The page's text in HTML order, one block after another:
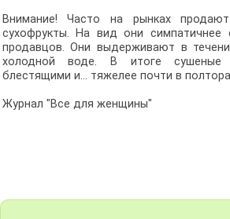
Внимание! Часто на рынках
сухофрукты. На вид они симпатичнее
продавцов. Они выдерживают в
холодной воде. В итоге сушеные
блестящими и… тяжелее почти в
Журнал "Все для женщины"